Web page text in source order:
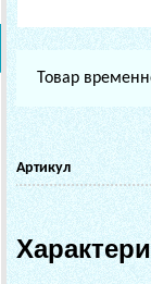
Товар
Артикул